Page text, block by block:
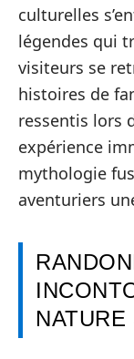
culturelles
légendes qui
visiteurs se
histoires de
ressentis lors
expérience
mythologie
aventuriers
NATURE